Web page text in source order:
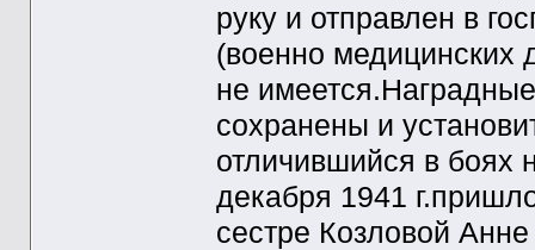
руку и отправлен в
(военно медицинских
не
сохранены и
отличившийся в боях
декабря 1941
сестре Козловой